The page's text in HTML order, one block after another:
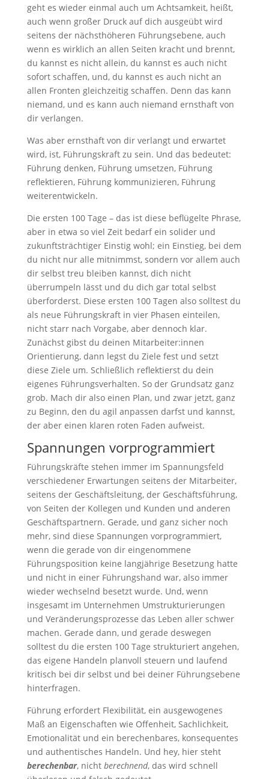
geht es wieder einmal auch um Achtsamkeit, heißt,
auch wenn großer Druck auf dich ausgeübt wird
seitens der nächsthöheren Führungsebene, auch
wenn es wirklich an allen Seiten kracht und brennt,
du kannst es nicht allein, du kannst es auch nicht
sofort schaffen, und, du kannst es auch nicht an
allen Fronten gleichzeitig schaffen. Denn das kann
niemand, und es kann auch niemand ernsthaft von
dir verlangen.
Was aber ernsthaft von dir verlangt und erwartet
wird, ist, Führungskraft zu sein. Und das bedeutet:
Führung denken, Führung umsetzen, Führung
reflektieren, Führung kommunizieren, Führung
weiterentwickeln.
Die ersten 100 Tage – das ist diese beflügelte Phrase,
aber in etwa so viel Zeit bedarf ein solider und
zukunftsträchtiger Einstig wohl; ein Einstieg, bei dem
du nicht nur alle mitnimmst, sondern vor allem auch
dir selbst treu bleiben kannst, dich nicht
überrumpeln lässt und du dich gar total selbst
überforderst. Diese ersten 100 Tagen also solltest du
als neue Führungskraft in vier Phasen einteilen,
nicht starr nach Vorgabe, aber dennoch klar.
Zunächst gibst du deinen Mitarbeiter:innen
Orientierung, dann legst du Ziele fest und setzt
diese Ziele um. Schließlich reflektierst du dein
eigenes Führungsverhalten. So der Grundsatz ganz
grob. Mach dir also einen Plan, und zwar jetzt, ganz
zu Beginn, den du agil anpassen darfst und kannst,
der aber einen klaren roten Faden aufweist.
Spannungen vorprogrammiert
Führungskräfte stehen immer im Spannungsfeld
verschiedener Erwartungen seitens der Mitarbeiter,
seitens der Geschäftsleitung, der Geschäftsführung,
von Seiten der Kollegen und Kunden und anderen
Geschäftspartnern. Gerade, und ganz sicher noch
mehr, sind diese Spannungen vorprogrammiert,
wenn die gerade von dir eingenommene
Führungsposition keine langjährige Besetzung hatte
und nicht in einer Führungshand war, also immer
wieder wechselnd besetzt wurde. Und, wenn
insgesamt im Unternehmen Umstrukturierungen
und Veränderungsprozesse das Leben aller schwer
machen. Gerade dann, und gerade deswegen
solltest du die ersten 100 Tage strukturiert angehen,
das eigene Handeln planvoll steuern und laufend
kritisch bei dir selbst und bei deiner Führungsebene
hinterfragen.
Führung erfordert Flexibilität, ein ausgewogenes
Maß an Eigenschaften wie Offenheit, Sachlichkeit,
Emotionalität und ein berechenbares, konsequentes
und authentisches Handeln. Und hey, hier steht
berechenbar, nicht berechnend, das wird schnell